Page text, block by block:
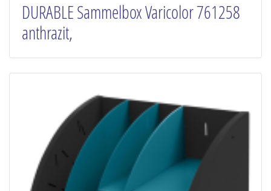
DURABLE Sammelbox Varicolor 761258
anthrazit,